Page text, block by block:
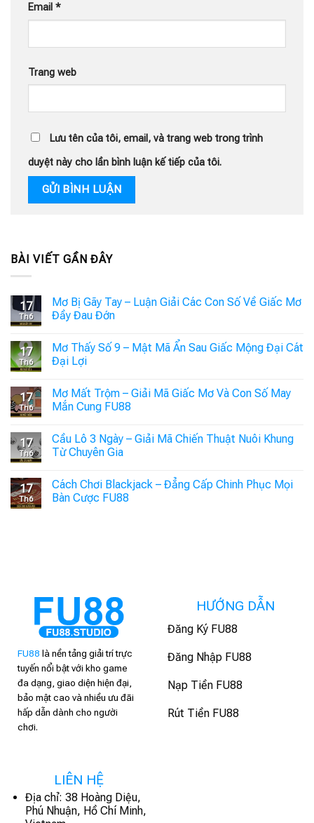
Email *
Trang web
Lưu tên của tôi, email, và trang web trong trình
duyệt này cho lần bình luận kế tiếp của tôi.
BÀI VIẾT GẦN ĐÂY
17
Th6
Mơ Bị Gãy Tay – Luận Giải Các Con Số Về Giấc Mơ
Đầy Đau Đớn
17
Th6
Mơ Thấy Số 9 – Mật Mã Ẩn Sau Giấc Mộng Đại Cát
Đại Lợi
17
Th6
Mơ Mất Trộm – Giải Mã Giấc Mơ Và Con Số May
Mắn Cung FU88
17
Th6
Cầu Lô 3 Ngày – Giải Mã Chiến Thuật Nuôi Khung
Từ Chuyên Gia
17
Th6
Cách Chơi Blackjack – Đẳng Cấp Chinh Phục Mọi
Bàn Cược FU88
FU88 là nền tảng giải trí trực
tuyến nổi bật với kho game
đa dạng, giao diện hiện đại,
bảo mật cao và nhiều ưu đãi
hấp dẫn dành cho người
chơi.
HƯỚNG DẪN
Đăng Ký FU88
Đăng Nhập FU88
Nạp Tiền FU88
Rút Tiền FU88
LIÊN HỆ
Địa chỉ: 38 Hoàng Diệu,
Phú Nhuận, Hồ Chí Minh,